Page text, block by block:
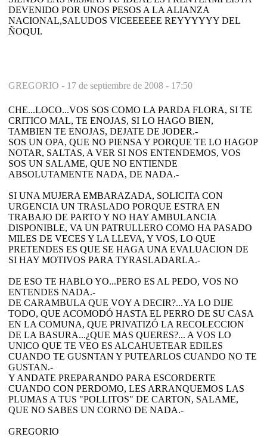
DEVENIDO POR UNOS PESOS A LA ALIANZA
NACIONAL,SALUDOS VICEEEEEE REYYYYYY DEL
ÑOQUI.
GREGORIO - 17 de septiembre de 2008 - 17:50
CHE...LOCO...VOS SOS COMO LA PARDA FLORA, SI TE
CRITICO MAL, TE ENOJAS, SI LO HAGO BIEN,
TAMBIEN TE ENOJAS, DEJATE DE JODER.-
SOS UN OPA, QUE NO PIENSA Y PORQUE TE LO HAGOP
NOTAR, SALTAS, A VER SI NOS ENTENDEMOS, VOS
SOS UN SALAME, QUE NO ENTIENDE
ABSOLUTAMENTE NADA, DE NADA.-
SI UNA MUJERA EMBARAZADA, SOLICITA CON
URGENCIA UN TRASLADO PORQUE ESTRA EN
TRABAJO DE PARTO Y NO HAY AMBULANCIA
DISPONIBLE, VA UN PATRULLERO COMO HA PASADO
MILES DE VECES Y LA LLEVA, Y VOS, LO QUE
PRETENDES ES QUE SE HAGA UNA EVALUACION DE
SI HAY MOTIVOS PARA TYRASLADARLA.-
DE ESO TE HABLO YO...PERO ES AL PEDO, VOS NO
ENTENDES NADA.-
DE CARAMBULA QUE VOY A DECIR?...YA LO DIJE
TODO, QUE ACOMODÓ HASTA EL PERRO DE SU CASA
EN LA COMUNA, QUE PRIVATIZÓ LA RECOLECCION
DE LA BASURA...¿QUE MAS QUERES?... A VOS LO
UNICO QUE TE VEO ES ALCAHUETEAR EDILES
CUANDO TE GUSNTAN Y PUTEARLOS CUANDO NO TE
GUSTAN.-
Y ANDATE PREPARANDO PARA ESCORDERTE
CUANDO CON PERDOMO, LES ARRANQUEMOS LAS
PLUMAS A TUS "POLLITOS" DE CARTON, SALAME,
QUE NO SABES UN CORNO DE NADA.-
GREGORIO